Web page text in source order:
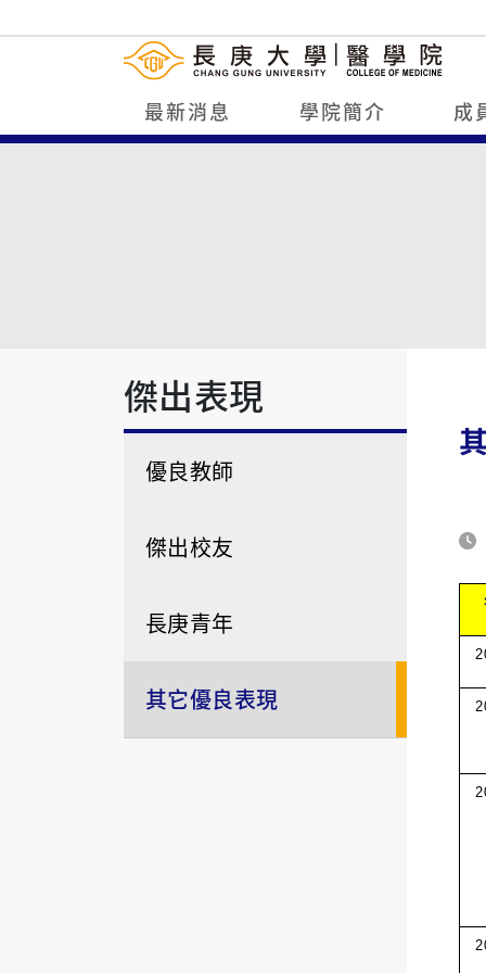
最新消息 學院簡介 成
傑出表現
優良教師
傑出校友
長庚青年
其它優良表現